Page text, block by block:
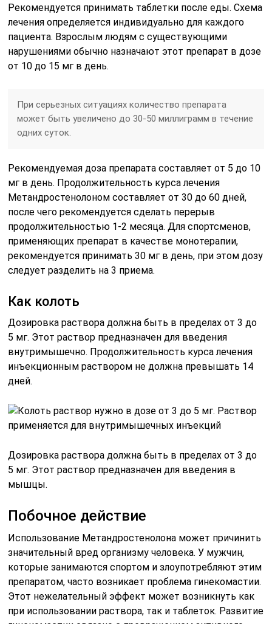
Рекомендуется принимать таблетки после еды. Схема
лечения определяется индивидуально для каждого
пациента. Взрослым людям с существующими
нарушениями обычно назначают этот препарат в дозе
от 10 до 15 мг в день.
При серьезных ситуациях количество препарата
может быть увеличено до 30-50 миллиграмм в течение
одних суток.
Рекомендуемая доза препарата составляет от 5 до 10
мг в день. Продолжительность курса лечения
Метандростенолоном составляет от 30 до 60 дней,
после чего рекомендуется сделать перерыв
продолжительностью 1-2 месяца. Для спортсменов,
применяющих препарат в качестве монотерапии,
рекомендуется принимать 30 мг в день, при этом дозу
следует разделить на 3 приема.
Как колоть
Дозировка раствора должна быть в пределах от 3 до
5 мг. Этот раствор предназначен для введения
внутримышечно. Продолжительность курса лечения
инъекционным раствором не должна превышать 14
дней.
Дозировка раствора должна быть в пределах от 3 до
5 мг. Этот раствор предназначен для введения в
мышцы.
Побочное действие
Использование Метандростенолона может причинить
значительный вред организму человека. У мужчин,
которые занимаются спортом и злоупотребляют этим
препаратом, часто возникает проблема гинекомастии.
Этот нежелательный эффект может возникнуть как
при использовании раствора, так и таблеток. Развитие